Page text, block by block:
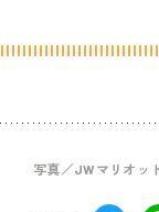
写真／JWマリオッ